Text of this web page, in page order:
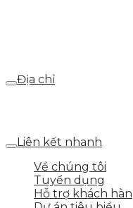
Địa chỉ
Liên kết nhanh
Về chúng tôi
Tuyển dụng
Hỗ trợ khách